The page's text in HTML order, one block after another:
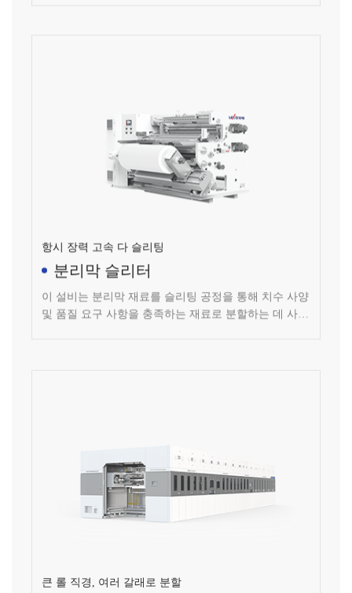
분리막 슬리터
이 설비는 분리막 재료를 슬리팅 공정을 통해 치수 사양
및 품질 요구 사항을 충족하는 재료로 분할하는 데 사용
됩니다.
레이저 노칭 및 슬리팅 일체형 설비(1